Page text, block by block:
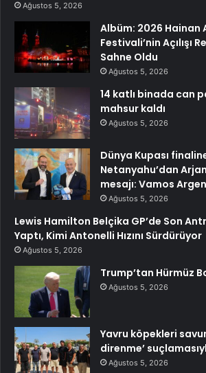
Ağustos 5, 2026
Albüm: 2026 Hainan
Festivali’nin Açılışı
Sahne Oldu
Ağustos 5, 2026
14 katlı binada can
mahsur kaldı
Ağustos 5, 2026
Dünya Kupası
Netanyahu’dan
mesajı: Vamos
Ağustos 5, 2026
Lewis Hamilton Belçika GP’de Son
Yaptı, Kimi Antonelli Hızını Sürdürüyor
Ağustos 5, 2026
Trump’tan Hürmüz
Ağustos 5, 2026
Yavru köpekleri
direnme’
Ağustos 5, 2026